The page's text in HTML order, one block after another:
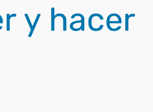
y hacer